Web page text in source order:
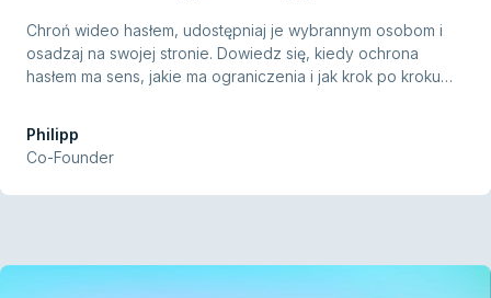
Chroń wideo hasłem, udostępniaj je wybrannym osobom i
osadzaj na swojej stronie. Dowiedz się, kiedy ochrona
hasłem ma sens, jakie ma ograniczenia i jak krok po kroku
Philipp
Co-Founder